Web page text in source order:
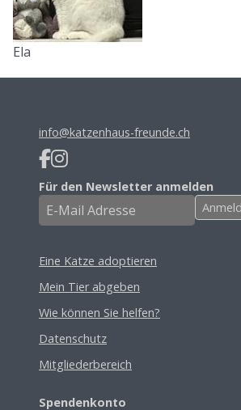
Ela
info@katzenhaus-freunde.ch
Für den Newsletter anmelden
Eine Katze adoptieren
Mein Tier abgeben
Wie können Sie helfen?
Datenschutz
Mitgliederbereich
Spendenkonto